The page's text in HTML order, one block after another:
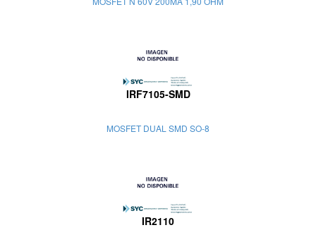
IRF7105-SMD
MOSFET DUAL SMD SO-8
IR2110